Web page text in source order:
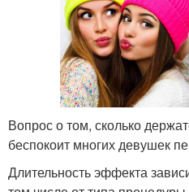
Вопрос о том, сколько
беспокоит многих девушек
Длительность эффекта